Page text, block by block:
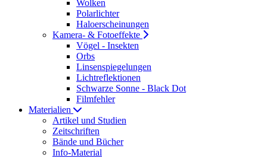
Wolken
Polarlichter
Haloerscheinungen
Kamera- & Fotoeffekte
Vögel - Insekten
Orbs
Linsenspiegelungen
Lichtreflektionen
Schwarze Sonne - Black Dot
Filmfehler
Materialien
Artikel und Studien
Zeitschriften
Bände und Bücher
Info-Material